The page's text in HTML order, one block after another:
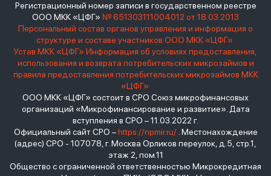
Регистрационный номер записи в государственном реестре
ООО МКК «ЦФГ» № 651303111004012 от 18.03.2013
Персональный состав органов управления и информация о
структуре и составе участников ООО МКК «ЦФГ»
Устав МКК «ЦФГ» Информация об условиях предоставления,
использования и возврата потребительских микрозаймов и
правила предоставления потребительских микрозаймов МКК
«ЦФГ»
ООО МКК «ЦФГ» состоит в СРО Союз микрофинансовых
организаций «Микрофинансирование и развитие». Дата
вступления в СРО – 11.03.2022 г.
Официальный сайт СРО –https://npmir.ru/. Местонахождение
(адрес) СРО - 107078, г. Москва Орликов переулок, д.5, стр.1,
этаж 2, пом.11
Общество с ограниченной ответственностью Микрокредитная